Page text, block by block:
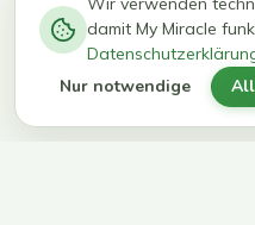
kg in 12
Wochen
erreichen
ihr Ziel
damit My Miracle
Nur notwendige